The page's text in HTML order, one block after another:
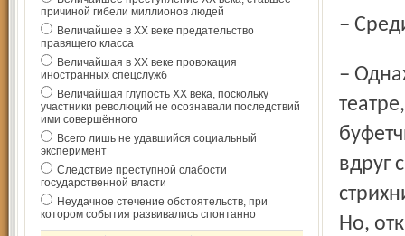
причиной гибели миллионов людей
Величайшее в ХХ веке предательство
правящего класса
Величайшая в ХХ веке провокация
иностранных спецслужб
Величайшая глупость ХХ века, поскольку
участники революций не осознавали последствий
ими совершённого
Всего лишь не удавшийся социальный
эксперимент
Следствие преступной слабости
государственной власти
Неудачное стечение обстоятельств, при
котором события развивались спонтанно
–
– Однажды, когда я только начинал петь в Большом
вдруг
Но,